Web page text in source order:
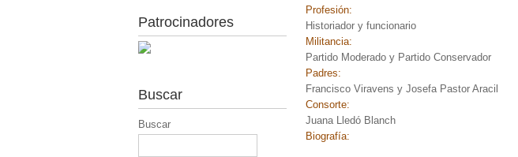
Profesión:
Historiador y funcionario
Militancia:
Partido Moderado y Partido Conservador
Padres:
Francisco Viravens y Josefa Pastor Aracil
Consorte:
Juana Lledó Blanch
Biografía:
Patrocinadores
Buscar
Buscar